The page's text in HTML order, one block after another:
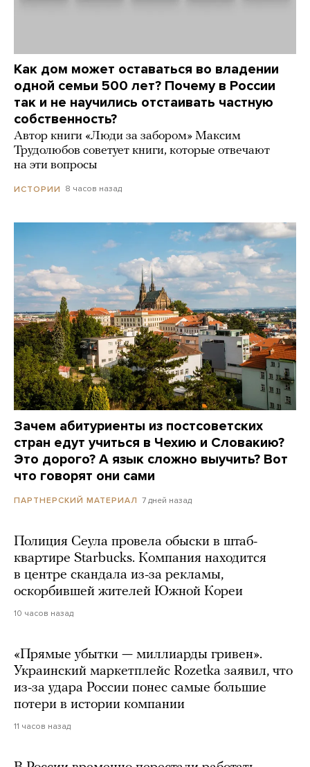
Как дом может оставаться во владении
одной семьи 500 лет? Почему в России
так и не научились отстаивать частную
собственность?
Автор книги «Люди за забором» Максим
Трудолюбов советует книги, которые отвечают
на эти вопросы
ИСТОРИИ 8 часов назад
Зачем абитуриенты из постсоветских
стран едут учиться в Чехию и Словакию?
Это дорого? А язык сложно выучить? Вот
что говорят они сами
ПАРТНЕРСКИЙ МАТЕРИАЛ 7 дней назад
Полиция Сеула провела обыски в штаб-
квартире Starbucks. Компания находится
в центре скандала из-за рекламы,
оскорбившей жителей Южной Кореи
10 часов назад
«Прямые убытки — миллиарды гривен».
Украинский маркетплейс Rozetka заявил, что
из-за удара России понес самые большие
потери в истории компании
11 часов назад